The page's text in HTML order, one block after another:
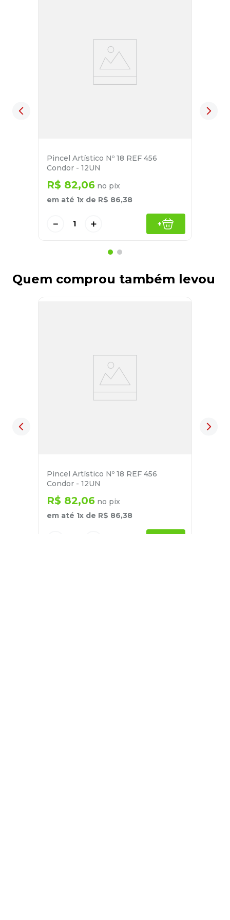
Pincel Artístico Nº 18 REF 456
Condor - 12UN
R$ 82,06 no pix
em até 1x de R$ 86,38
＋
－ +
Quem comprou também levou
Pincel Artístico Nº 18 REF 456
Condor - 12UN
R$ 82,06 no pix
em até 1x de R$ 86,38